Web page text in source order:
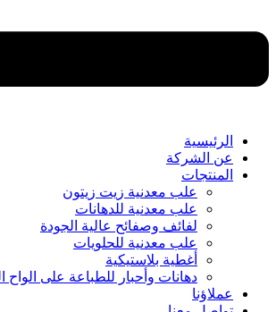
الرئيسية
عن الشركة
المنتجات
علب معدنية زيت زيتون
علب معدنية للدهانات
لفائف وصفائح عالية الجودة
علب معدنية للحلويات
أغطية بلاستيكية
دهانات وأحبار للطباعة على الواح
عملاؤنا